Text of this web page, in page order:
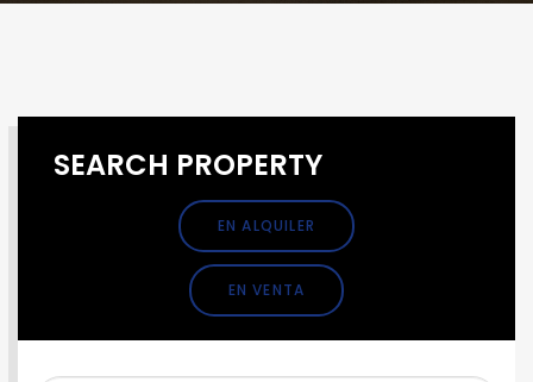
SEARCH PROPERTY
EN ALQUILER
EN VENTA